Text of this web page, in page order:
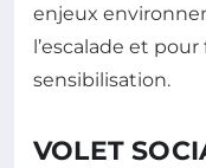
enjeux
l’escalade et
sensibilisation.
VOLET